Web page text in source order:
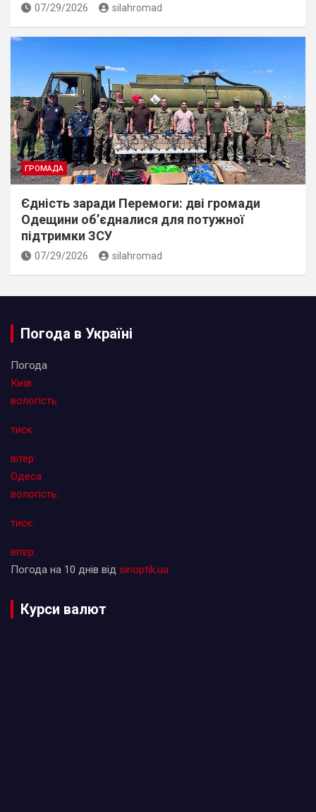
07/29/2026 silahromad
ГРОМАДА
Єдність заради Перемоги: дві громади
Одещини об’єдналися для потужної
підтримки ЗСУ
07/29/2026 silahromad
Погода в Україні
Погода
Київ
вологість:
тиск:
вітер:
Одеса
вологість:
тиск:
вітер:
Погода на 10 днів від sinoptik.ua
Курси валют